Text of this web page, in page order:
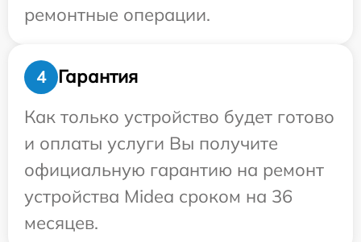
ремонтные операции.
4
Гарантия
Как только устройство будет готово
и оплаты услуги Вы получите
официальную гарантию на ремонт
устройства Midea сроком на 36
месяцев.